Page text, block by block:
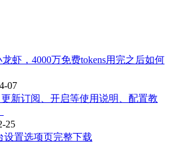
虾，4000万免费tokens用完之后如何
07
更新订阅、开启等使用说明、配置教
25
设置选项页完整下载